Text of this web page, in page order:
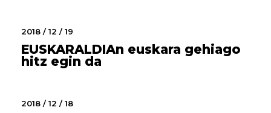
2018 / 12 / 19
EUSKARALDIAn euskara gehiago
hitz egin da
2018 / 12 / 18